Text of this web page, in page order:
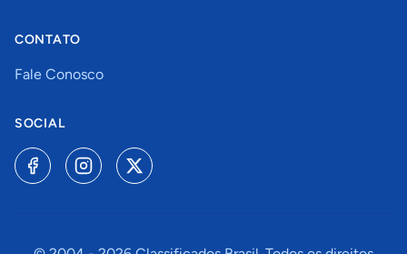
CONTATO
Fale Conosco
SOCIAL